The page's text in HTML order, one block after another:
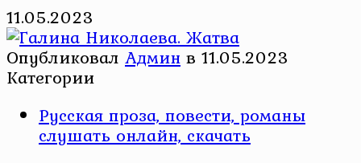
11.05.2023
Опубликовал Админ в 11.05.2023
Категории
Русская проза, повести, романы
слушать онлайн, скачать